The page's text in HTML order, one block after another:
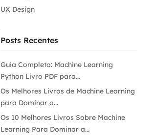
UX Design
Posts Recentes
Guia Completo: Machine Learning
Python Livro PDF para...
Os Melhores Livros de Machine Learning
para Dominar a...
Os 10 Melhores Livros Sobre Machine
Learning Para Dominar a...